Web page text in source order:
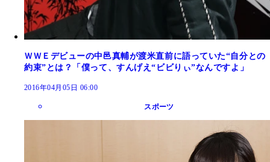
ＷＷＥデビューの中邑真輔が渡米直前に語っていた“自分との
約束”とは？「僕って、すんげえ“ビビりぃ”なんですよ」
2016年04月05日 06:00
スポーツ